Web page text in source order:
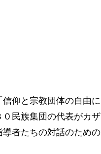
仰と宗教団体の自由に
民族集団の代表がカザ
者たちの対話のための